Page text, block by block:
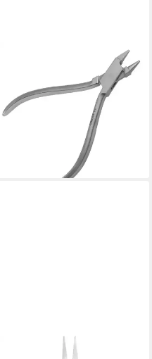
Kombizange Drahtbiegezange
Zange Länge: 12,5 cm Spitze
rund / flach
13,90 €
lieferbar - in 3-4 Werktagen bei dir
BRÜDER MANNESMANN